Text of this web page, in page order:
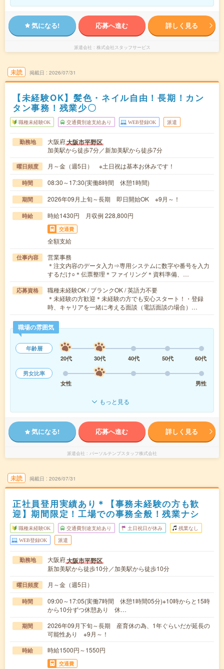
気になる! 応募へ進む 詳しく見る
派遣会社 株式会社スタッフサービス
未読 掲載日 2026/07/31
【未経験OK】髪色・ネイル自由！長期！カン
タン事務！残業少〇
職種未経験OK 交通費別途支給あり WEB登録OK 派遣
勤務地 大阪府大阪市平野区
加美駅から徒歩7分／新加美駅から徒歩7分
曜日頻度 月～金（週5日） ※土日祝は基本お休みです！
時間 08:30～17:30(実働8時間 休憩1時間)
期間 2026年09月上旬～長期 即日開始OK ※9月～！
時給 時給1430円 月収例 228,800円
交通費
全額支給
仕事内容
営業事務
＊注文内容のデータ入力⇒専用システムに数字や番号を入力
するだけ○＊伝票整理＊ファイリング＊資料準備、…
応募資格
職種未経験OK / ブランクOK / 英語力不要
＊未経験の方歓迎＊未経験の方でも安心スタート！・登録
時、キャリアを一緒に考える面談（電話面談の場合）…
職場の雰囲気
年齢層
20代
30代 40代 50代
60代
男女比率
女性
男性
もっと見る
気になる! 応募へ進む 詳しく見る
派遣会社 パーソルテンプスタッフ株式会社
未読 掲載日 2026/07/31
正社員登用実績あり＊【事務未経験の方も歓
迎】期間限定！工場での事務全般！残業ナシ
職種未経験OK 交通費別途支給あり 土日祝日が休み 残業なし
WEB登録OK 派遣
勤務地 大阪府大阪市平野区
新加美駅から徒歩10分／加美駅から徒歩10分
曜日頻度 月～金（週5日）
時間
09:00～17:05(実働7時間 休憩1時間05分)※10時からと15時
から10分ずつ休憩あり 休…
期間
2026年09月下旬～長期 産育休の為、1年ぐらいだが延長の
可能性あり ※9月～！
時給 時給1500円～1550円
交通費